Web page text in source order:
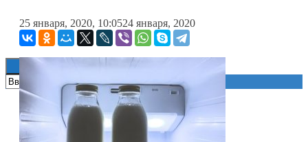
Книги
25 января, 2020, 10:0524 января, 2020